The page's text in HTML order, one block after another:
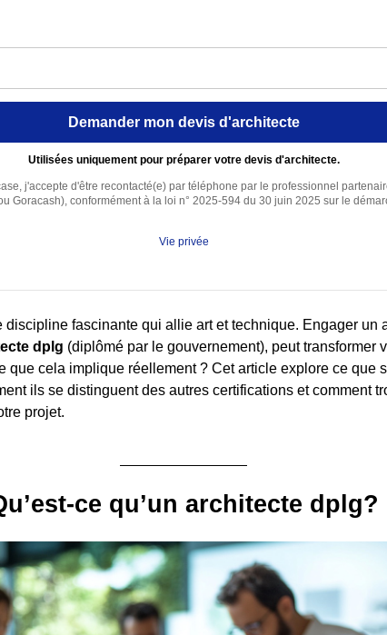
Demander mon devis d'architecte
Utilisées uniquement pour préparer votre devis d'architecte.
j'accepte d'être recontacté(e) par téléphone par le professionnel
Goracash), conformément à la loi n° 2025-594 du 30 juin 2025 sur le
Vie privée
discipline fascinante qui allie art et technique. Engager un
dplg (diplômé par le gouvernement), peut transformer
que cela implique réellement ? Cet article explore ce que
ils se distinguent des autres certifications et comment
projet.
ce qu’un architecte dplg?